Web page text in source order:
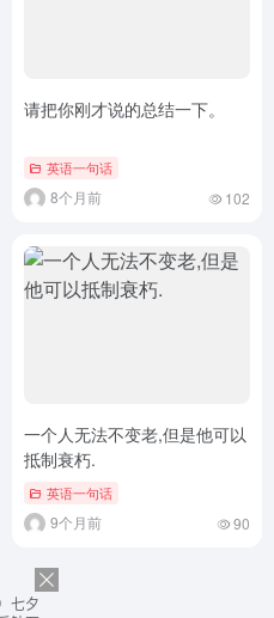
请把你刚才说的总结一下。
英语一句话
8个月前 102
一个人无法不变老,但是他可以
抵制衰朽.
英语一句话
9个月前 90